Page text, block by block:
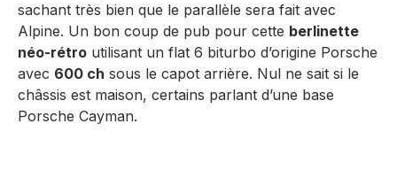
sachant très bien que le parallèle sera fait avec
Alpine. Un bon coup de pub pour cette berlinette
néo-rétro utilisant un flat 6 biturbo d’origine Porsche
avec 600 ch sous le capot arrière. Nul ne sait si le
châssis est maison, certains parlant d’une base
Porsche Cayman.